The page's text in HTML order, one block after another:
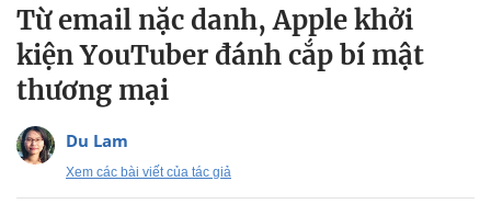
Từ email nặc danh, Apple khởi
kiện YouTuber đánh cắp bí mật
thương mại
Du Lam
Xem các bài viết của tác giả